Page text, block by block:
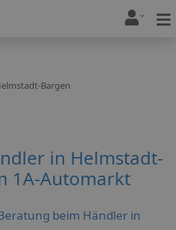
Bargen
in Helmstadt-
1A-Automarkt
beim Händler in